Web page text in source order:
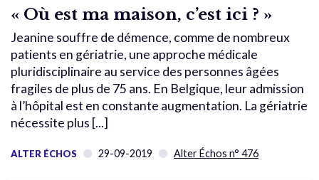
« Où est ma maison, c’est ici ? »
Jeanine souffre de démence, comme de nombreux
patients en gériatrie, une approche médicale
pluridisciplinaire au service des personnes âgées
fragiles de plus de 75 ans. En Belgique, leur admission
à l’hôpital est en constante augmentation. La gériatrie
nécessite plus [...]
ALTER ÉCHOS 29-09-2019 Alter Échos n° 476